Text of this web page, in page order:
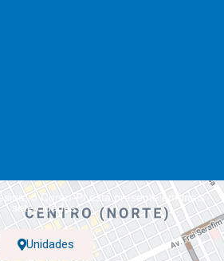
o Coren-PI está presente em mais
sete cidades.
Unidades